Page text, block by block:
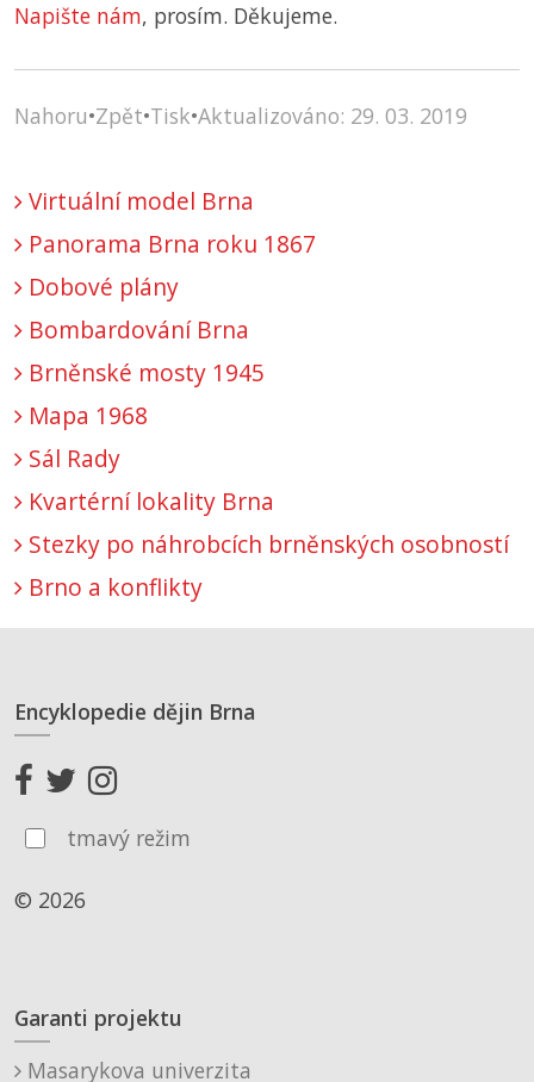
Napište nám, prosím. Děkujeme.
Nahoru•Zpět•Tisk•Aktualizováno: 29. 03. 2019
Virtuální model Brna
Panorama Brna roku 1867
Dobové plány
Bombardování Brna
Brněnské mosty 1945
Mapa 1968
Sál Rady
Kvartérní lokality Brna
Stezky po náhrobcích brněnských osobností
Brno a konflikty
Encyklopedie dějin Brna
tmavý režim
© 2026
Garanti projektu
Masarykova univerzita